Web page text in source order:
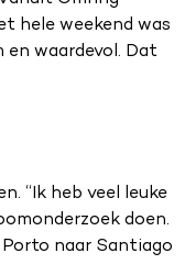
hele weekend was
en waardevol. Dat
“Ik heb veel leuke
doen.
naar Santiago